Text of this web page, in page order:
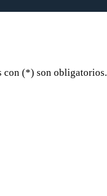
con (*) son obligatorios.